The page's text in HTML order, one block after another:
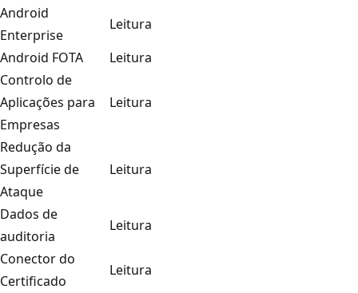
Android
Enterprise
Leitura
Android FOTA
Leitura
Controlo de
Aplicações para
Empresas
Leitura
Redução da
Superfície de
Ataque
Leitura
Dados de
auditoria
Leitura
Conector do
Certificado
Leitura